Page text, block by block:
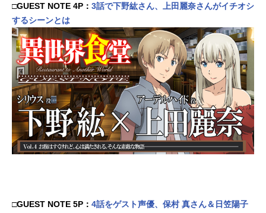
□GUEST NOTE 4P： 3話で下野紘さん、上田麗奈さんがイチオシ
するシーンとは
□GUEST NOTE 5P： 4話をゲスト声優、保村 真さん＆日笠陽子